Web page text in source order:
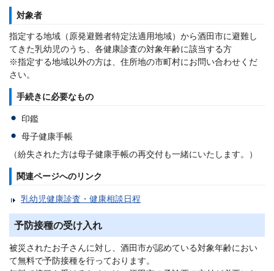
対象者
指定する地域（原発避難者特定法適用地域）から酒田市に避難し
てきた乳幼児のうち、各健康診査の対象年齢に該当する方
※指定する地域以外の方は、住所地の市町村にお問い合わせくだ
さい。
手続きに必要なもの
印鑑
母子健康手帳
（紛失された方は母子健康手帳の再交付も一緒にいたします。）
関連ページへのリンク
乳幼児健康診査・健康相談日程
予防接種の受け入れ
被災されたお子さんに対し、酒田市が認めている対象年齢におい
て無料で予防接種を行っております。